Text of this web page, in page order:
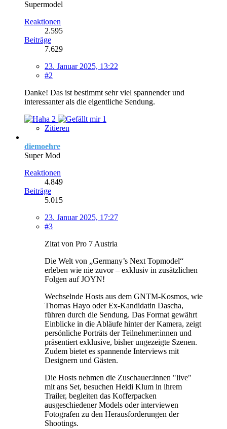
Supermodel
Reaktionen
2.595
Beiträge
7.629
23. Januar 2025, 13:22
#2
Danke! Das ist bestimmt sehr viel spannender und
interessanter als die eigentliche Sendung.
2
1
Zitieren
diemoehre
Super Mod
Reaktionen
4.849
Beiträge
5.015
23. Januar 2025, 17:27
#3
Zitat von Pro 7 Austria
Die Welt von „Germany’s Next Topmodel“
erleben wie nie zuvor – exklusiv in zusätzlichen
Folgen auf JOYN!
Wechselnde Hosts aus dem GNTM-Kosmos, wie
Thomas Hayo oder Ex-Kandidatin Dascha,
führen durch die Sendung. Das Format gewährt
Einblicke in die Abläufe hinter der Kamera, zeigt
persönliche Porträts der Teilnehmer:innen und
präsentiert exklusive, bisher ungezeigte Szenen.
Zudem bietet es spannende Interviews mit
Designern und Gästen.
Die Hosts nehmen die Zuschauer:innen "live"
mit ans Set, besuchen Heidi Klum in ihrem
Trailer, begleiten das Kofferpacken
ausgeschiedener Models oder interviewen
Fotografen zu den Herausforderungen der
Shootings.